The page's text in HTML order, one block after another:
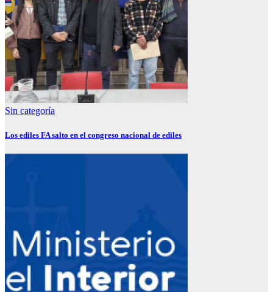
Sin categoría
Los ediles FA salto en el congreso nacional de ediles